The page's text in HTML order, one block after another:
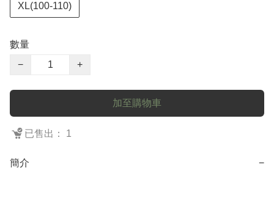
XL(100-110)
數量
−
+
加至購物車
已售出： 1
簡介 −